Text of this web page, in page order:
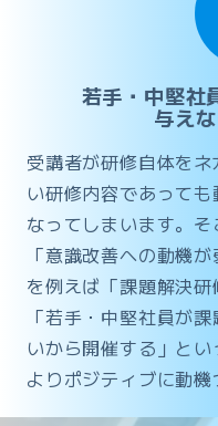
若手・中堅社
与え
受講者が研修自体を
い研修内容であって
なってしまいます。
「意識改善への動機
を例えば「課題解決
「若手・中堅社員が
いから開催する」と
よりポジティブに動機